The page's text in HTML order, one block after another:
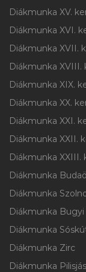
Diákmunka XV.
Diákmunka XVI.
Diákmunka XVII.
Diákmunka XVIII.
Diákmunka XIX.
Diákmunka XX.
Diákmunka XXI.
Diákmunka XXII.
Diákmunka XXIII.
Diákmunka
Diákmunka
Diákmunka Bugyi
Diákmunka
Diákmunka Zirc
Diákmunka